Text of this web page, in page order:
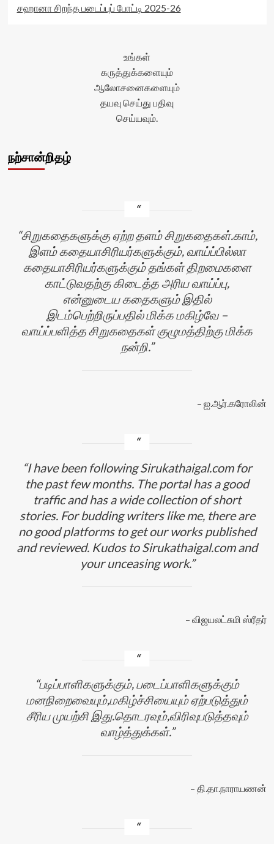
சஹானா சிறந்த படைப்புப் போட்டி 2025-26
உங்கள்
கருத்துக்களையும்
ஆலோசனைகளையும்
தயவு செய்து பதிவு
செய்யவும்.
நற்சான்றிதழ்
சிறுகதைகளுக்கு ஏற்ற தளம் சிறுகதைகள்.காம்,
இளம் கதையாசிரியர்களுக்கும், வாய்ப்பில்லா
கதையாசிரியர்களுக்கும் தங்கள் திறமைகளை
காட்டுவதற்கு கிடைத்த அரிய வாய்ப்பு,
என்னுடைய கதைகளும் இதில்
இடம்பெற்றிருப்பதில் மிக்க மகிழ்வே –
வாய்ப்பளித்த சிறுகதைகள் குழுமத்திற்கு மிக்க
நன்றி.
ஐ.ஆர்.கரோலின்
I have been following Sirukathaigal.com for
the past few months. The portal has a good
traffic and has a wide collection of short
stories. For budding writers like me, there are
no good platforms to get our works published
and reviewed. Kudos to Sirukathaigal.com and
your unceasing work.
விஜயலட்சுமி ஸ்ரீதர்
படிப்பாளிகளுக்கும், படைப்பாளிகளுக்கும்
மனநிறைவையும்,மகிழ்ச்சியையும் ஏற்படுத்தும்
சீரிய முயற்சி இது.தொடரவும்,விரிவுபடுத்தவும்
வாழ்த்துக்கள்.
தி.தா.நாராயணன்